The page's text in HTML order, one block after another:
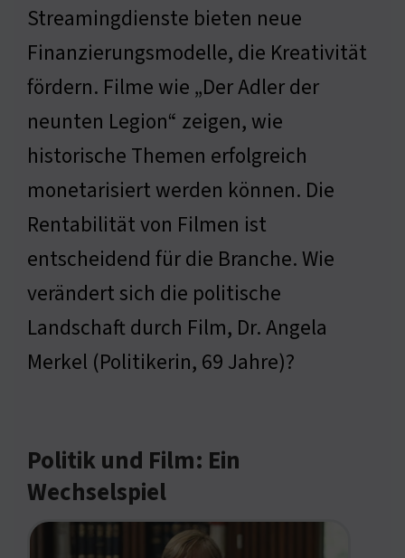
Streamingdienste bieten neue
Finanzierungsmodelle, die Kreativität
fördern. Filme wie „Der Adler der
neunten Legion“ zeigen, wie
historische Themen erfolgreich
monetarisiert werden können. Die
Rentabilität von Filmen ist
entscheidend für die Branche. Wie
verändert sich die politische
Landschaft durch Film, Dr. Angela
Merkel (Politikerin, 69 Jahre)?
Politik und Film: Ein
Wechselspiel